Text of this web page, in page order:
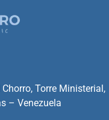
Torre Ministerial,
– Venezuela